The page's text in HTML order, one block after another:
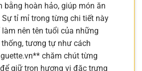
bằng hoàn hảo, giúp món ăn
Sự tỉ mỉ trong từng chi tiết này
nên tên tuổi của những
tương tự như cách
chăm chút từng
giữ trọn hương vị đặc trưng